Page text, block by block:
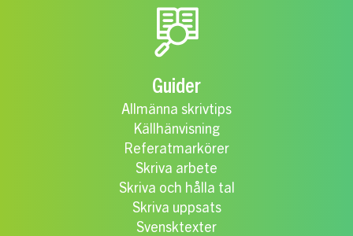
Guider
Allmänna skrivtips
Källhänvisning
Referatmarkörer
Skriva arbete
Skriva och hålla tal
Skriva uppsats
Svensktexter